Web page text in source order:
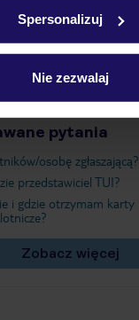
Spersonalizuj
Nie zezwalaj
pytania
osobę zgłaszającą?
przedstawiciel TUI?
i gdzie otrzymam karty
Zobacz więcej